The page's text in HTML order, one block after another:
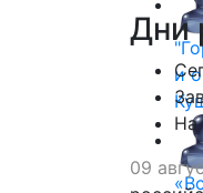
и
Дни
На
09